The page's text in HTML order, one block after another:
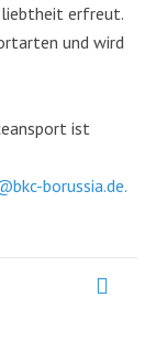
erfreut.
und wird
ist
borussia.de.